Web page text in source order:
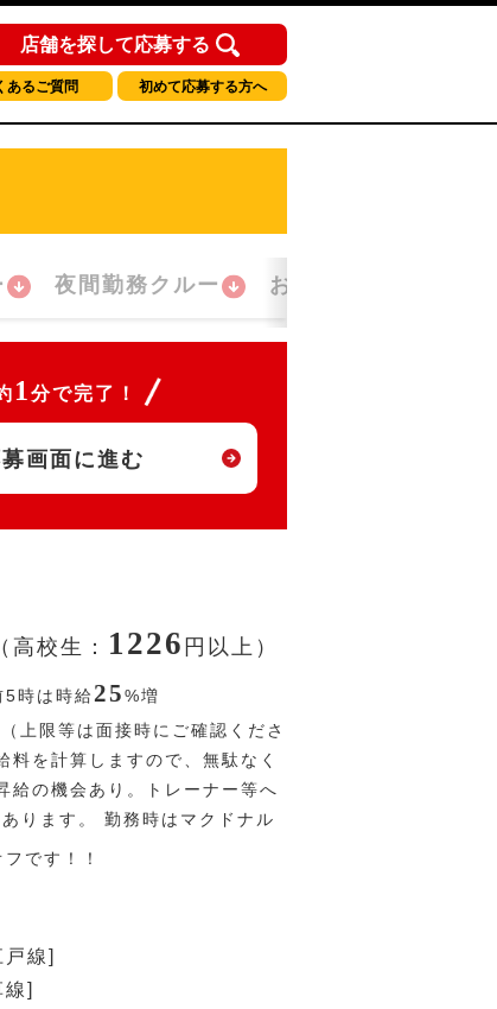
店舗を探して応募する
あるご質問 初めて応募する方へ
夜間勤務クルー おかえり！クルー
1 分で完了！
画面に進む
高校生： 1226 円 以上）
時は時給25%増
上限等は面接時にご確認くださ
料を計算しますので、無駄なく
給の機会あり。トレーナー等へ
ります。 勤務時はマクドナル
フです！！
線]
]